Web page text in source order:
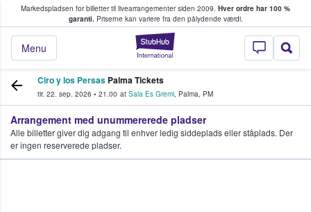
Markedspladsen for billetter til livearrangementer siden 2009. Hver ordre har 100 %
garanti.Priserne kan variere fra den pålydende værdi.
StubHub - Hvor
Menu
køber og sælger billetter
Ciro y los Persas Palma Tickets
tir. 22. sep. 2026 • 21.00 at Sala Es Gremi, Palma, PM
Arrangement med unummererede pladser
Alle billetter giver dig adgang til enhver ledig siddeplads eller ståplads. Der
er ingen reserverede pladser.